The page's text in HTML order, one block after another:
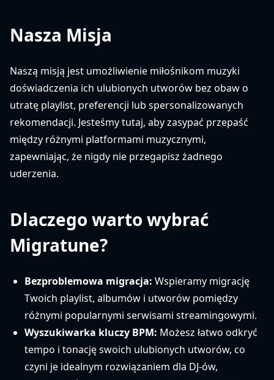
Nasza Misja
Naszą misją jest umożliwienie miłośnikom muzyki
doświadczenia ich ulubionych utworów bez obaw o
utratę playlist, preferencji lub spersonalizowanych
rekomendacji. Jesteśmy tutaj, aby zasypać przepaść
między różnymi platformami muzycznymi,
zapewniając, że nigdy nie przegapisz żadnego
uderzenia.
Dlaczego warto wybrać
Migratune?
Bezproblemowa migracja: Wspieramy migrację
Twoich playlist, albumów i utworów pomiędzy
różnymi popularnymi serwisami streamingowymi.
Wyszukiwarka kluczy BPM: Możesz łatwo odkryć
tempo i tonację swoich ulubionych utworów, co
czyni je idealnym rozwiązaniem dla DJ-ów,